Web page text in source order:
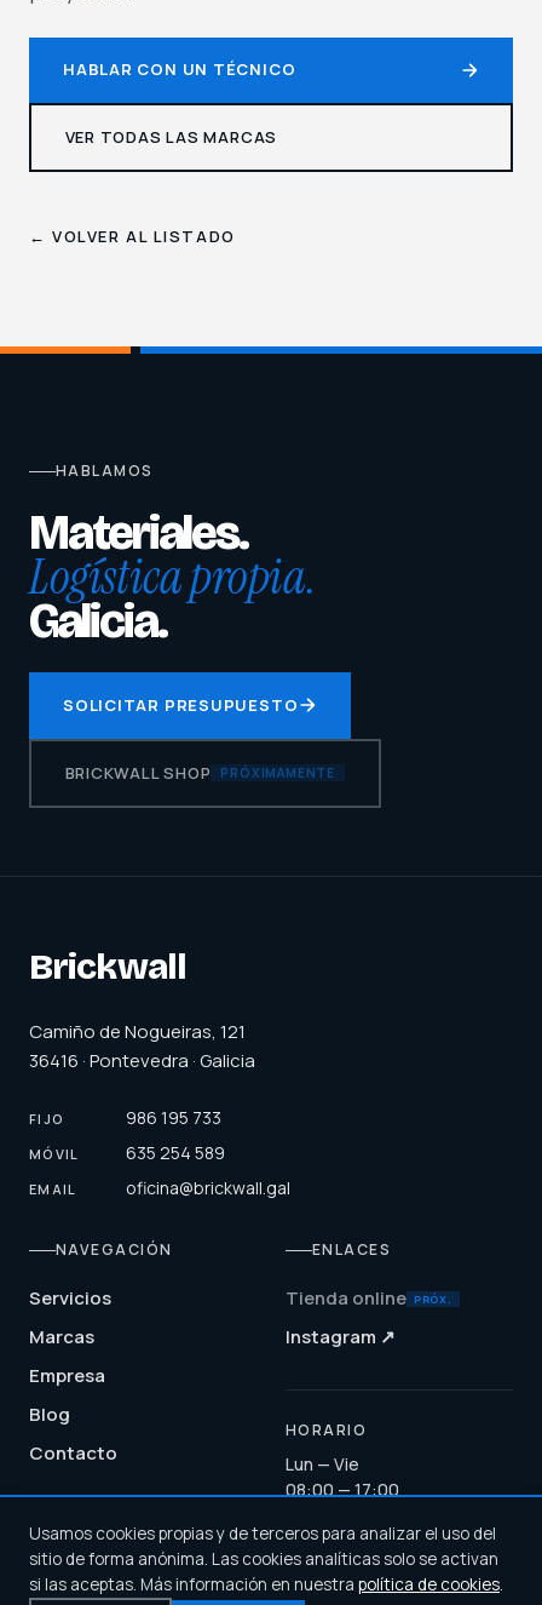
HABLAR CON UN TÉCNICO
VER TODAS LAS MARCAS
← VOLVER AL LISTADO
HABLAMOS
Materiales.
Logística propia.
Galicia.
SOLICITAR PRESUPUESTO
BRICKWALL SHOP PRÓXIMAMENTE
Brickwall
Camiño de Nogueiras, 121
36416 · Pontevedra · Galicia
FIJO 986 195 733
MÓVIL 635 254 589
EMAIL oficina@brickwall.gal
NAVEGACIÓN
Servicios
Marcas
Empresa
Blog
Contacto
ENLACES
Tienda online PRÓX.
Instagram ↗
HORARIO
Lun — Vie
08:00 — 17:00
Usamos cookies propias y de terceros para analizar el uso del
sitio de forma anónima. Las cookies analíticas solo se activan
si las aceptas. Más información en nuestra política de cookies.